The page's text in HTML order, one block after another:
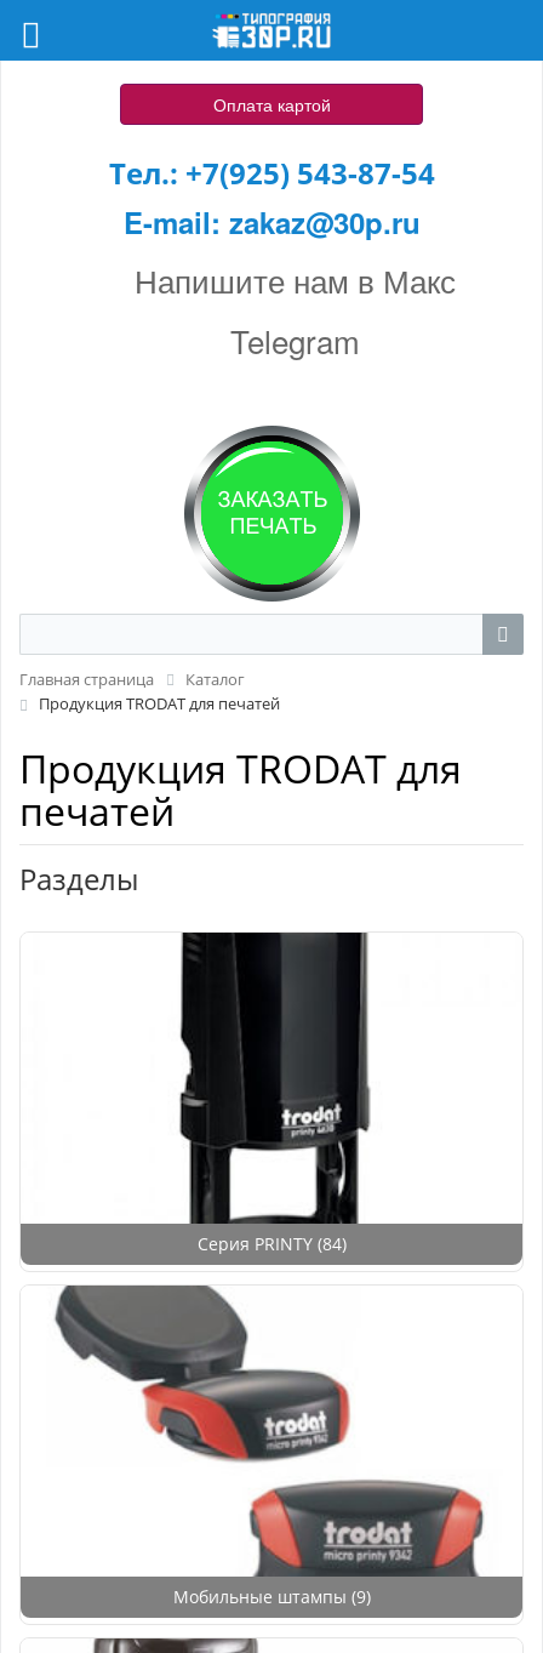
Оплата картой
Тел.: +7(925) 543-87-54
E-mail: zakaz@30p.ru
Напишите нам в Макс
Telegram
Главная страница
Каталог
Продукция TRODAT для печатей
Продукция TRODAT для
печатей
Разделы
Серия PRINTY (84)
Мобильные штампы (9)